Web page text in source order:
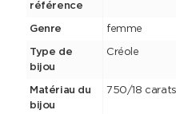
référence
Genre femme
Type de
bijou
Créole
Matériau du
bijou
750/18